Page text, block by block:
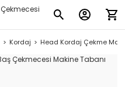
Kordaj Head Kordaj Çekme